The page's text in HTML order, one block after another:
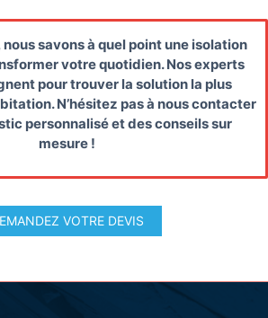
savons à quel point une isolation
votre quotidien. Nos experts
pour trouver la solution la plus
N’hésitez pas à nous contacter
personnalisé et des conseils sur
mesure !
VOTRE DEVIS